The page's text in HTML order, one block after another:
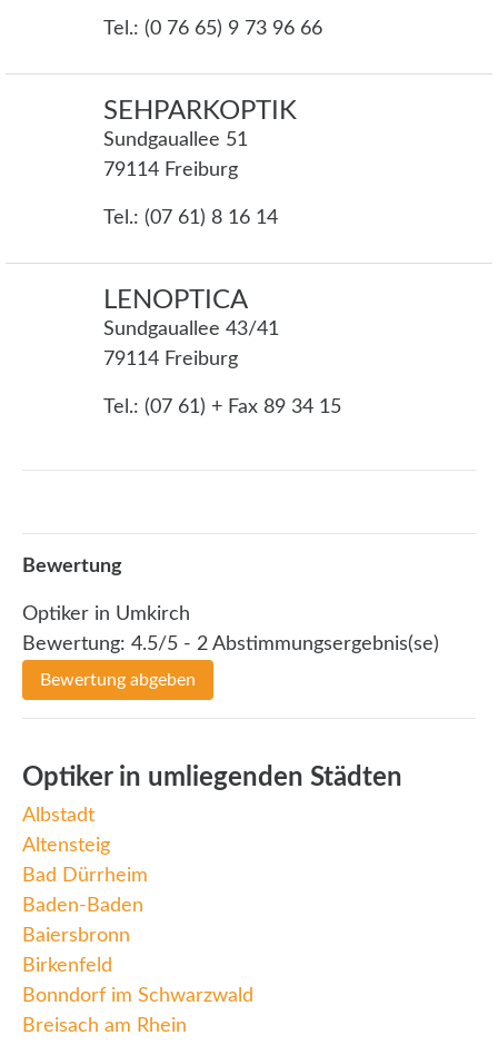
Tel.: (0 76 65) 9 73 96 66
SEHPARKOPTIK
Sundgauallee 51
79114 Freiburg
Tel.: (07 61) 8 16 14
LENOPTICA
Sundgauallee 43/41
79114 Freiburg
Tel.: (07 61) + Fax 89 34 15
Bewertung
Optiker in Umkirch
Bewertung: 4.5/5 - 2 Abstimmungsergebnis(se)
Bewertung abgeben
Optiker in umliegenden Städten
Albstadt
Altensteig
Bad Dürrheim
Baden-Baden
Baiersbronn
Birkenfeld
Bonndorf im Schwarzwald
Breisach am Rhein